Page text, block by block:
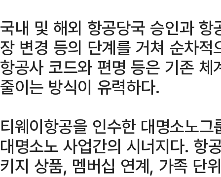
국내 및 해외 항공당국 승인과
장 변경 등의 단계를 거쳐 순차
항공사 코드와 편명 등은 기존
줄이는 방식이 유력하다.
티웨이항공을 인수한 대명소노
대명소노 사업간의 시너지다. 항
키지 상품, 멤버십 연계, 가족 단